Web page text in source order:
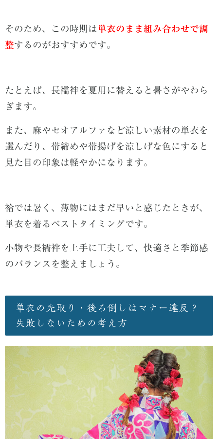
そのため、この時期は単衣のまま組み合わせで調
整するのがおすすめです。
たとえば、長襦袢を夏用に替えると暑さがやわら
ぎます。
また、麻やセオアルファなど涼しい素材の単衣を
選んだり、帯締めや帯揚げを涼しげな色にすると
見た目の印象は軽やかになります。
袷では暑く、薄物にはまだ早いと感じたときが、
単衣を着るベストタイミングです。
小物や長襦袢を上手に工夫して、快適さと季節感
のバランスを整えましょう。
単衣の先取り・後ろ倒しはマナー違反？
失敗しないための考え方